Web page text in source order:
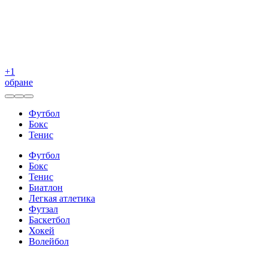
+1
обране
Футбол
Бокс
Тенис
Футбол
Бокс
Тенис
Биатлон
Легкая атлетика
Футзал
Баскетбол
Хокей
Волейбол